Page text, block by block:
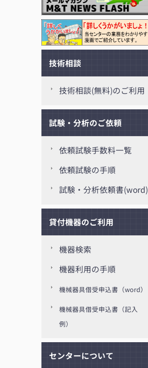
技術相談
技術相談(無料)のご利用
試験・分析のご依頼
依頼試験手数料一覧
依頼試験の手順
試験・分析依頼書(word)
貸付機器のご利用
機器検索
機器利用の手順
機械器具借受申込書（word）
機械器具借受申込書（記入
例）
センターについて